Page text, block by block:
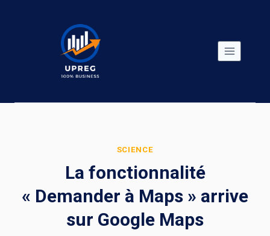
SCIENCE
La fonctionnalité
« Demander à Maps » arrive
sur Google Maps